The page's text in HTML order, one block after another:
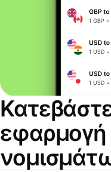
εφαρμογή